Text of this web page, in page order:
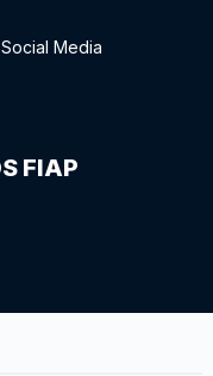
Social Media
FIAP